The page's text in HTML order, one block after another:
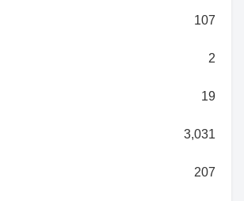
107
2
19
3,031
207